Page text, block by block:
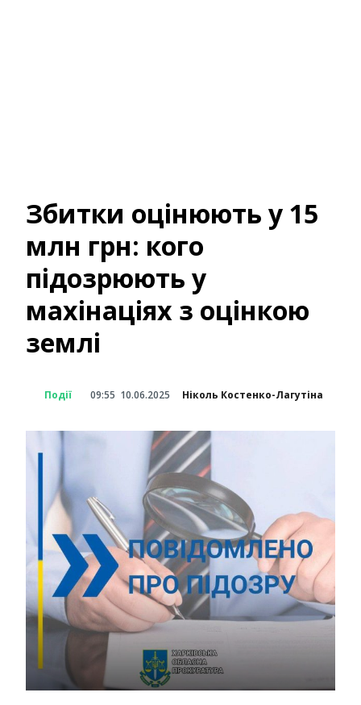
Збитки оцінюють у 15
млн грн: кого
підозрюють у
махінаціях з оцінкою
землі
Події 09:55 10.06.2025 Ніколь Костенко-Лагутіна